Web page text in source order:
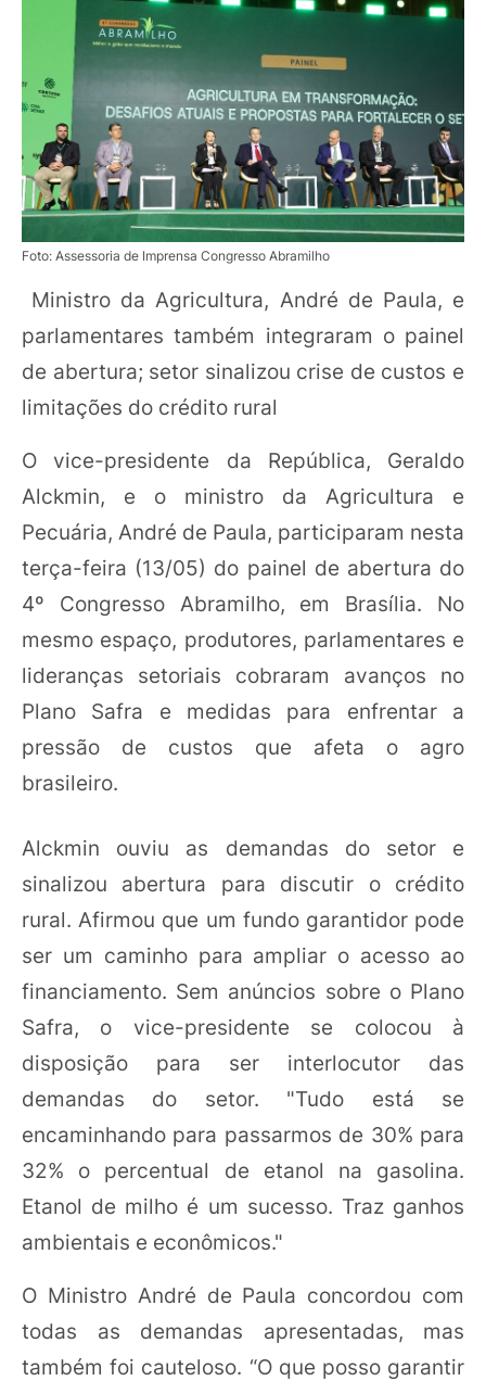
Foto: Assessoria de Imprensa Congresso Abramilho
Ministro da Agricultura, André de Paula, e
parlamentares também integraram o painel
de abertura; setor sinalizou crise de custos e
limitações do crédito rural
O vice-presidente da República, Geraldo
Alckmin, e o ministro da Agricultura e
Pecuária, André de Paula, participaram nesta
terça-feira (13/05) do painel de abertura do
4º Congresso Abramilho, em Brasília. No
mesmo espaço, produtores, parlamentares e
lideranças setoriais cobraram avanços no
Plano Safra e medidas para enfrentar a
pressão de custos que afeta o agro
brasileiro.
Alckmin ouviu as demandas do setor e
sinalizou abertura para discutir o crédito
rural. Afirmou que um fundo garantidor pode
ser um caminho para ampliar o acesso ao
financiamento. Sem anúncios sobre o Plano
Safra, o vice-presidente se colocou à
disposição para ser interlocutor das
demandas do setor. "Tudo está se
encaminhando para passarmos de 30% para
32% o percentual de etanol na gasolina.
Etanol de milho é um sucesso. Traz ganhos
ambientais e econômicos."
O Ministro André de Paula concordou com
todas as demandas apresentadas, mas
também foi cauteloso. “O que posso garantir